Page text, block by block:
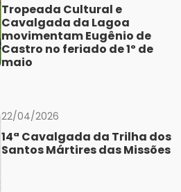
Tropeada Cultural e
Cavalgada da Lagoa
movimentam Eugênio de
Castro no feriado de 1º de
maio
22/04/2026
14ª Cavalgada da Trilha dos
Santos Mártires das Missões